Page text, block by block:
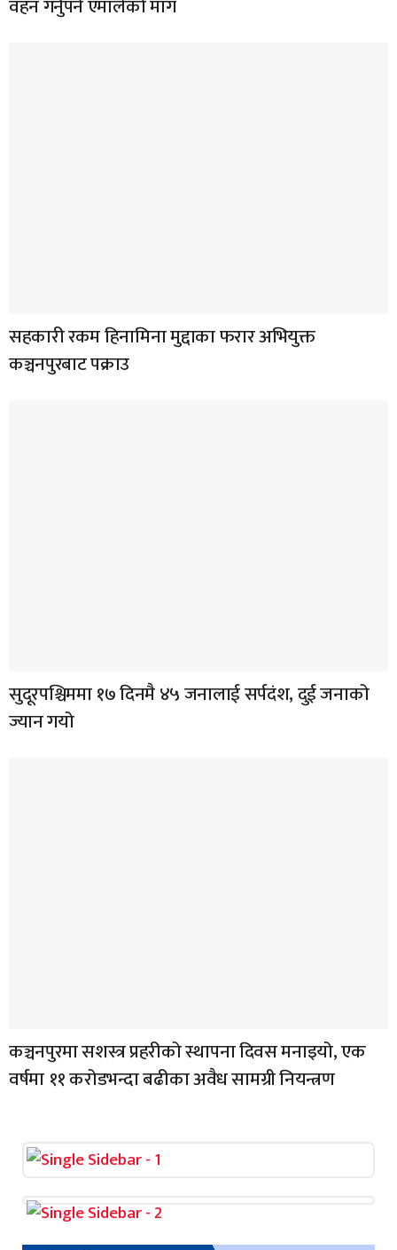
वहन गर्नुपर्ने एमालेको माग
सहकारी रकम हिनामिना मुद्दाका फरार अभियुक्त
कञ्चनपुरबाट पक्राउ
सुदूरपश्चिममा १७ दिनमै ४५ जनालाई सर्पदंश, दुई जनाको
ज्यान गयो
कञ्चनपुरमा सशस्त्र प्रहरीको स्थापना दिवस मनाइयो, एक
वर्षमा ११ करोडभन्दा बढीका अवैध सामग्री नियन्त्रण